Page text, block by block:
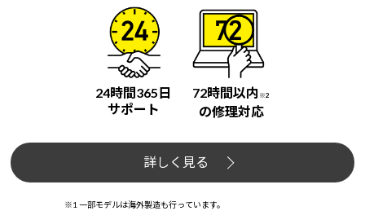
24時間365日
サポート
72時間以内 ※2
の修理対応
詳しく見る
※1 一部モデルは海外製造も行っています。